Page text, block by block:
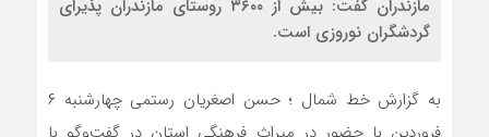
مازندران گفت: بیش از ۳۶۰۰ روستای مازندران پذیرای
گردشگران نوروزی است.
به گزارش خط شمال ؛ حسن اصغریان‌ رستمی چهارشنبه ۶